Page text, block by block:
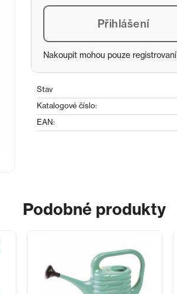
Přihlášení
Nakoupit mohou pouze registrovaní
Stav
Katalogové číslo:
EAN:
Podobné produkty